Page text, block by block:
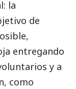
la
de
entregando
y a
como